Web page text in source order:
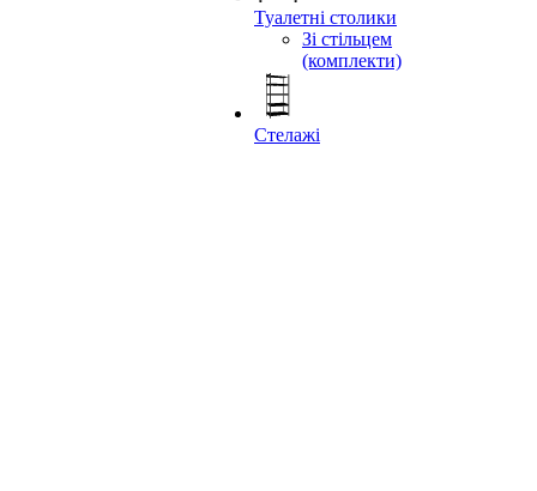
Туалетні столики
Зі стільцем
(комплекти)
Стелажі